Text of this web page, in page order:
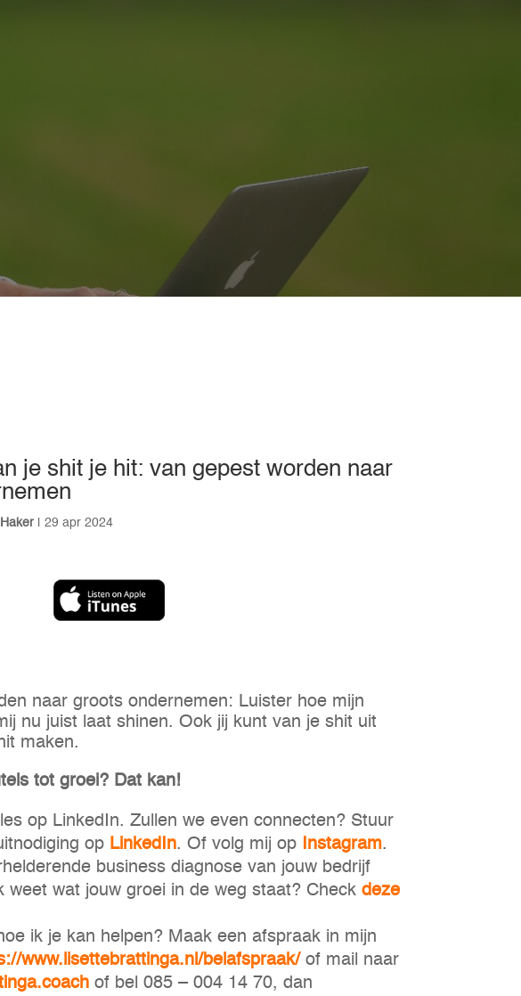
je shit je hit: van gepest worden naar
|29 apr 2024
naar groots ondernemen: Luister hoe mijn
nu juist laat shinen. Ook jij kunt van je shit uit
maken.
tot groei? Dat kan!
op LinkedIn. Zullen we even connecten? Stuur
op LinkedIn. Of volg mij op Instagram.
business diagnose van jouw bedrijf
weet wat jouw groei in de weg staat? Checkdeze
ik je kan helpen? Maak een afspraak in mijn
www.lisettebrattinga.nl/belafspraak/of mail naar
of bel 085 – 004 14 70, dan